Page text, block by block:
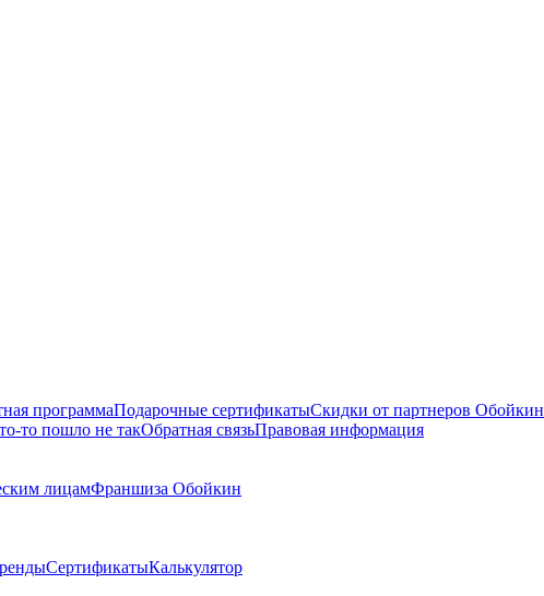
программаПодарочные сертификатыСкидки от партнеров Обойкин
то пошло не такОбратная связьПравовая информация
лицамФраншиза Обойкин
СертификатыКалькулятор